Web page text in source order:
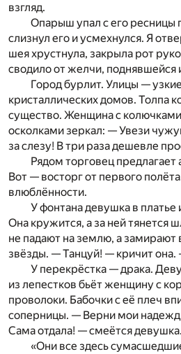
взгляд.
Опарыш упал с его ресницы
слизнул его и усмехнулся. Я
шея хрустнула, закрыла рот
сводило от желчи, поднявшейся
Город бурлит. Улицы —
кристаллических домов. Толпа
существо. Женщина с
осколками зеркал: — Увези
за слезу! В три раза дешевле
Рядом торговец
Вот — восторг от первого
влюблённости.
У фонтана девушка в
Она кружится, а за ней тянется
не падают на землю, а замирают
звёзды. — Танцуй! — кричит
У перекрёстка — драка.
из лепестков бьёт женщину с
проволоки. Бабочки с её плеч
соперницы. — Верни мои
Сама отдала! — смеётся девушка.
«Они все здесь